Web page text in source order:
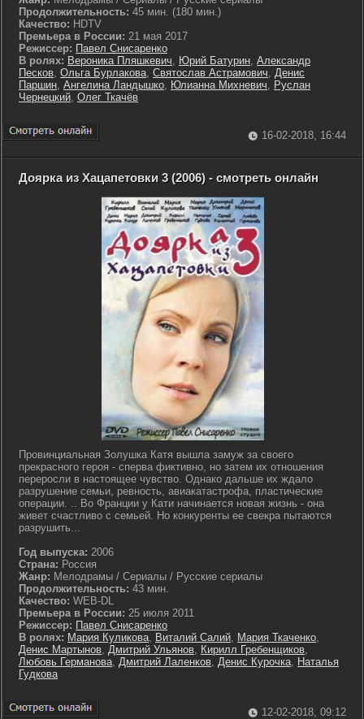
Продолжительность: 45 мин. (180 мин.)
Качество: HDTV
Премьера в России: 21 мая 2017
Режиссер: Павел Снисаренко
В ролях: Вероника Пляшкевич, Юрий Батурин, Александр
Песков, Ольга Бурлакова, Святослав Астрамович, Денис
Паршин, Ангелина Ландышко, Юлианна Михневич, Руслан
Чернецкий, Олег Ткачёв
16-02-2018, 16:44
Доярка из Хацапетовки 3 (2006) - смотреть онлайн
Провинциальная Золушка Катя вышла замуж за своего
прекрасного героя - сперва фиктивно, но затем их отношения
переросли в настоящее чувство. Однако дальше их ждало
разрушение семьи, ревность, авиакатастрофа, пластические
операции. .. Во Франции у Кати начинается новая жизнь - она
живет счастливо с семьей. Но конкуренты ее свекра пытаются
разрушить...
Год выпуска: 2006
Страна: Россия
Жанр: Мелодрамы / Сериалы / Русские сериалы
Продолжительность: 43 мин.
Качество: WEB-DL
Премьера в России: 25 июля 2011
Режиссер: Павел Снисаренко
В ролях: Мария Куликова, Виталий Салий, Мария Ткаченко,
Денис Мартынов, Дмитрий Ульянов, Кирилл Гребенщиков,
Любовь Германова, Дмитрий Лаленков, Денис Курочка, Наталья
Гудкова
12-02-2018, 09:12